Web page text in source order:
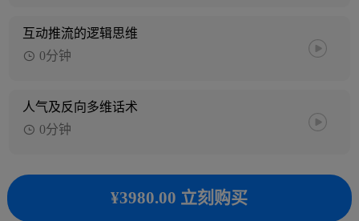
互动推流的逻辑思维
0分钟
人气及反向多维话术
0分钟
¥3980.00 立刻购买